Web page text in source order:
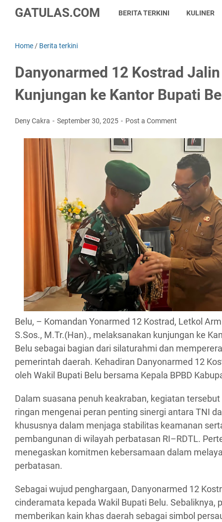
GATULAS.COM BERITA TERKINI KULINER
Home / Berita terkini
Danyonarmed 12 Kostrad
Kunjungan ke Kantor Bupati
Deny Cakra September 30, 2025 Post a Comment
Belu, – Komandan Yonarmed 12 Kostrad, Letkol
S.Sos., M.Tr.(Han)., melaksanakan kunjungan ke
Belu sebagai bagian dari silaturahmi dan
pemerintah daerah. Kehadiran Danyonarmed 12
oleh Wakil Bupati Belu bersama Kepala BPBD
Dalam suasana penuh keakraban, kegiatan
ringan mengenai peran penting sinergi antara TNI
khususnya dalam menjaga stabilitas keamanan
pembangunan di wilayah perbatasan RI–RDTL.
menegaskan komitmen kebersamaan dalam
perbatasan.
Sebagai wujud penghargaan, Danyonarmed 12
cinderamata kepada Wakil Bupati Belu. Sebaliknya,
memberikan kain khas daerah sebagai simbol